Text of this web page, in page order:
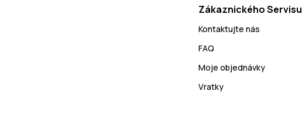
Zákaznického Servisu
Kontaktujte nás
FAQ
Moje objednávky
Vratky